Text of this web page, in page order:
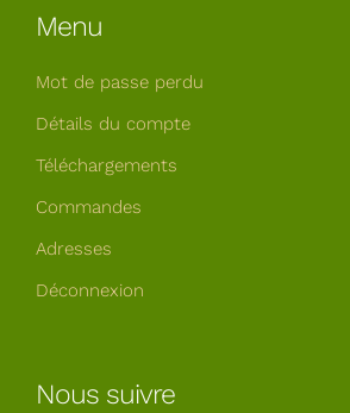
Menu
Mot de passe perdu
Détails du compte
Téléchargements
Commandes
Adresses
Déconnexion
Nous suivre